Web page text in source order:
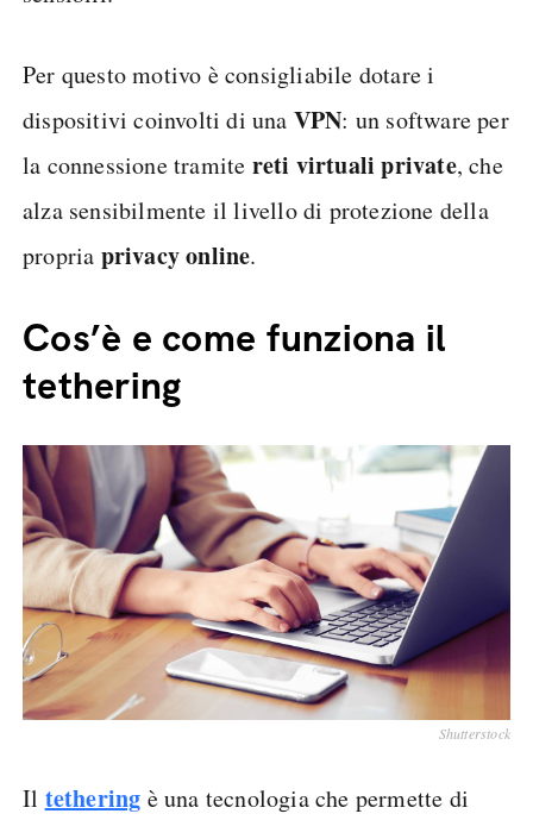
Per questo motivo è consigliabile dotare i
dispositivi coinvolti di una VPN: un software per
la connessione tramite reti virtuali private, che
alza sensibilmente il livello di protezione della
propria privacy online.
Cos’è e come funziona il
tethering
Shutterstock
Il tethering è una tecnologia che permette di